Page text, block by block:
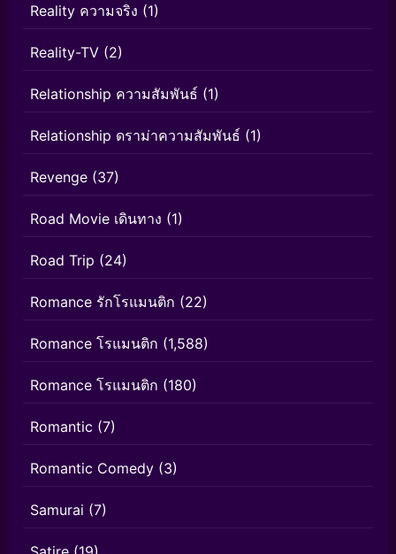
Reality ความจริง (1)
Reality-TV (2)
Relationship ความสัมพันธ์ (1)
Relationship ดราม่าความสัมพันธ์ (1)
Revenge (37)
Road Movie เดินทาง (1)
Road Trip (24)
Romance รักโรแมนติก (22)
Romance โรแมนติก (1,588)
Romance โรแมนติก (180)
Romantic (7)
Romantic Comedy (3)
Samurai (7)